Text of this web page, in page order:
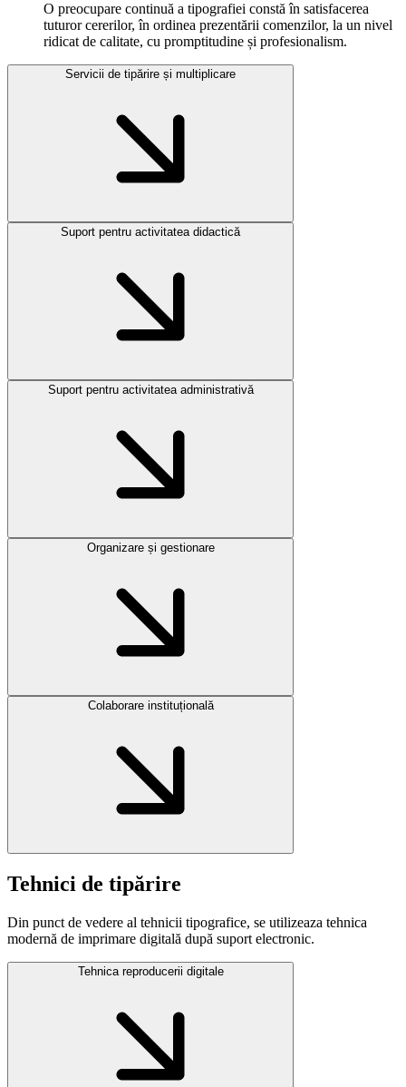
O preocupare continuă a tipografiei constă în satisfacerea
tuturor cererilor, în ordinea prezentării comenzilor, la un nivel
ridicat de calitate, cu promptitudine și profesionalism.
Servicii de tipărire și multiplicare
Suport pentru activitatea didactică
Suport pentru activitatea administrativă
Organizare și gestionare
Colaborare instituțională
Tehnici de tipărire
Din punct de vedere al tehnicii tipografice, se utilizeaza tehnica
modernă de imprimare digitală după suport electronic.
Tehnica reproducerii digitale